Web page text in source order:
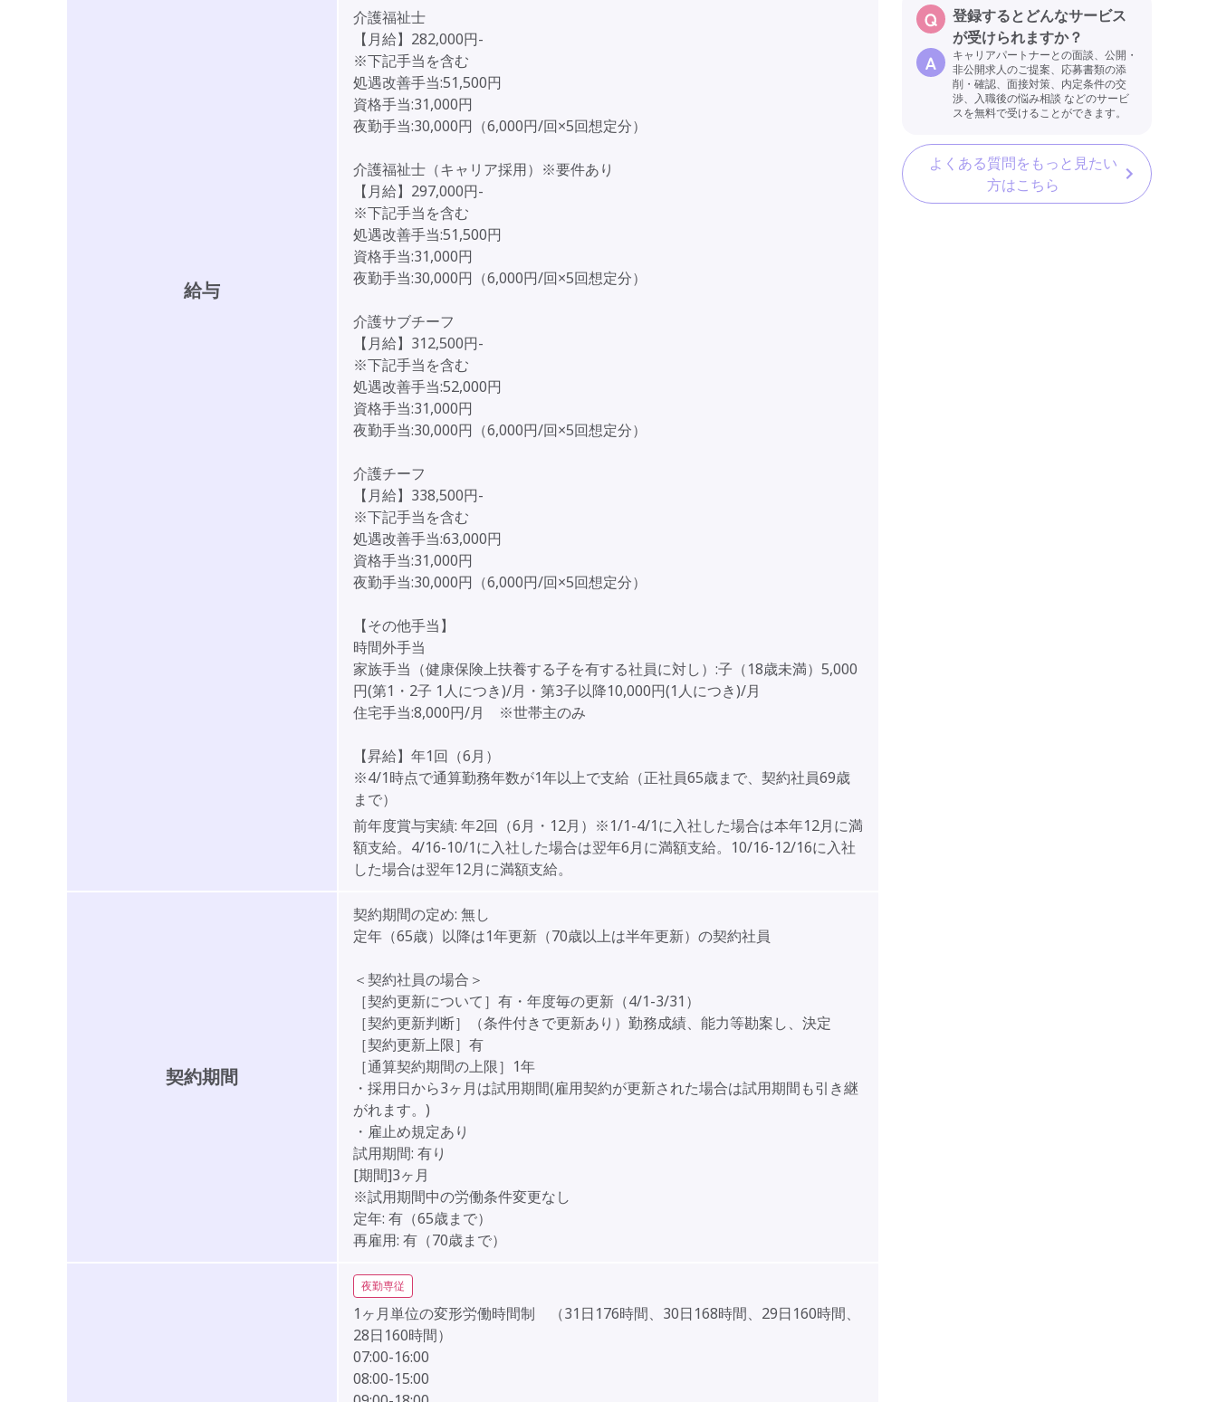
給与
介護福祉士
【月給】282,000円-
※下記手当を含む
処遇改善手当:51,500円
資格手当:31,000円
夜勤手当:30,000円（6,000円/回×5回想定分）
介護福祉士（キャリア採用）※要件あり
【月給】297,000円-
※下記手当を含む
処遇改善手当:51,500円
資格手当:31,000円
夜勤手当:30,000円（6,000円/回×5回想定分）
介護サブチーフ
【月給】312,500円-
※下記手当を含む
処遇改善手当:52,000円
資格手当:31,000円
夜勤手当:30,000円（6,000円/回×5回想定分）
介護チーフ
【月給】338,500円-
※下記手当を含む
処遇改善手当:63,000円
資格手当:31,000円
夜勤手当:30,000円（6,000円/回×5回想定分）
【その他手当】
時間外手当
家族手当（健康保険上扶養する子を有する社員に対し）:子（18歳未満）5,000
円(第1・2子 1人につき)/月・第3子以降10,000円(1人につき)/月
住宅手当:8,000円/月 ※世帯主のみ
【昇給】年1回（6月）
※4/1時点で通算勤務年数が1年以上で支給（正社員65歳まで、契約社員69歳
まで）
前年度賞与実績: 年2回（6月・12月）※1/1-4/1に入社した場合は本年12月に満
額支給。4/16-10/1に入社した場合は翌年6月に満額支給。10/16-12/16に入社
した場合は翌年12月に満額支給。
契約期間
契約期間の定め: 無し
定年（65歳）以降は1年更新（70歳以上は半年更新）の契約社員
＜契約社員の場合＞
［契約更新について］有・年度毎の更新（4/1-3/31）
［契約更新判断］（条件付きで更新あり）勤務成績、能力等勘案し、決定
［契約更新上限］有
［通算契約期間の上限］1年
・採用日から3ヶ月は試用期間(雇用契約が更新された場合は試用期間も引き継
がれます。)
・雇止め規定あり
試用期間: 有り
[期間]3ヶ月
※試用期間中の労働条件変更なし
定年: 有（65歳まで）
再雇用: 有（70歳まで）
夜勤専従
1ヶ月単位の変形労働時間制 （31日176時間、30日168時間、29日160時間、
28日160時間）
07:00-16:00
08:00-15:00
登録するとどんなサービス
が受けられますか？
キャリアパートナーとの面談、公開・
非公開求人のご提案、応募書類の添
削・確認、面接対策、内定条件の交
渉、入職後の悩み相談 などのサービ
スを無料で受けることができます。
よくある質問をもっと見たい
方はこちら